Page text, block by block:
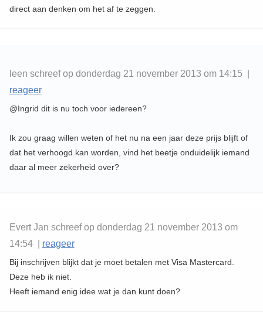
direct aan denken om het af te zeggen.
leen schreef op donderdag 21 november 2013 om 14:15 |
reageer
@Ingrid dit is nu toch voor iedereen?
Ik zou graag willen weten of het nu na een jaar deze prijs blijft of
dat het verhoogd kan worden, vind het beetje onduidelijk iemand
daar al meer zekerheid over?
Evert Jan schreef op donderdag 21 november 2013 om
14:54 | reageer
Bij inschrijven blijkt dat je moet betalen met Visa Mastercard.
Deze heb ik niet.
Heeft iemand enig idee wat je dan kunt doen?